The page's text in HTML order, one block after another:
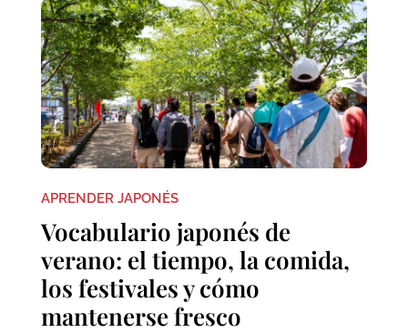
APRENDER JAPONÉS
Vocabulario japonés de
verano: el tiempo, la comida,
los festivales y cómo
mantenerse fresco